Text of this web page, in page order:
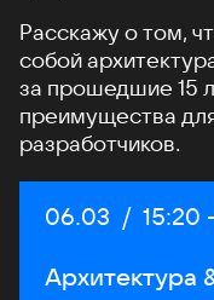
Расскажу о том,
собой
за прошедшие 15
преимущества
разработчиков.
Дата:
06.03 / 15:20
Архитектура